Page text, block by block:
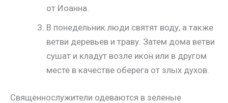
от Иоанна.
В понедельник люди святят воду, а также
ветви деревьев и траву. Затем дома ветви
сушат и кладут возле икон или в другом
месте в качестве оберега от злых духов.
Священнослужители одеваются в зеленые